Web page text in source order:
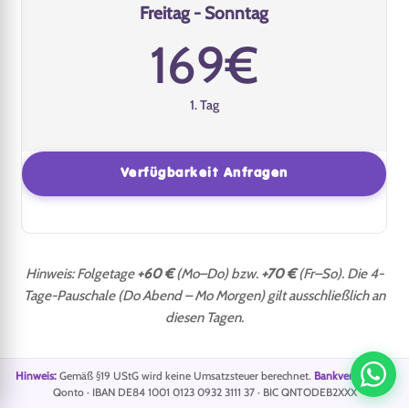
Freitag - Sonntag
169€
1. Tag
Verfügbarkeit Anfragen
Hinweis: Folgetage+60 €(Mo–Do) bzw. +70 €(Fr–So). Die 4-
Tage-Pauschale (Do Abend – Mo Morgen) gilt ausschließlich an
diesen Tagen.
Hinweis:Gemäß §19 UStG wird keine Umsatzsteuer berechnet. Bankverbindung:
Qonto · IBAN DE84 1001 0123 0932 3111 37 · BIC QNTODEB2XXX